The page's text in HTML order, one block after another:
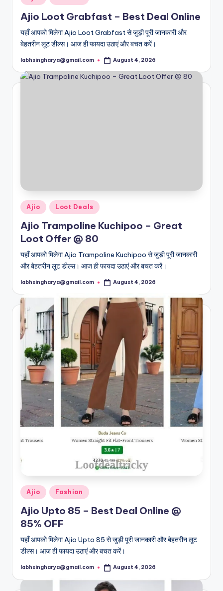
in
Ajio Loot Grabfast – Best Deal Online
यहाँ आपको मिलेगा Ajio Loot Grabfast से जुड़ी पूरी जानकारी और
बेहतरीन लूट डील्स। आज ही फायदा उठाएं और बचत करें।
Posted
labhsingharya@gmail.com August 4, 2026
Posted
in
Ajio Loot Deals
Ajio Trampoline Kuchipoo – Great
Loot Offer @ 80
यहाँ आपको मिलेगा Ajio Trampoline Kuchipoo से जुड़ी पूरी जानकारी
और बेहतरीन लूट डील्स। आज ही फायदा उठाएं और बचत करें।
Posted
labhsingharya@gmail.com August 4, 2026
Posted
in
Ajio Fashion
Ajio Upto 85 – Best Deal Online @
85% OFF
यहाँ आपको मिलेगा Ajio Upto 85 से जुड़ी पूरी जानकारी और बेहतरीन लूट
डील्स। आज ही फायदा उठाएं और बचत करें।
Posted
labhsingharya@gmail.com August 4, 2026